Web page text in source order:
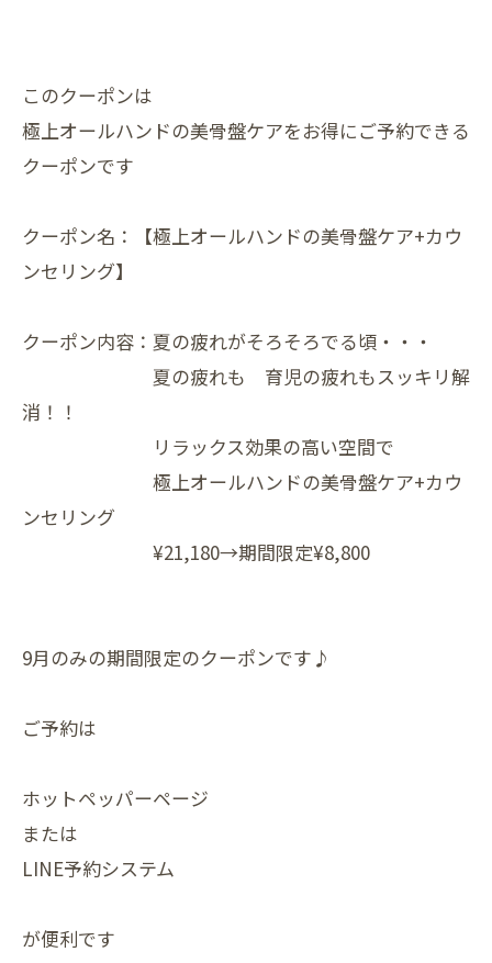
このクーポンは
極上オールハンドの美骨盤ケアをお得にご予約できる
クーポンです
クーポン名：【極上オールハンドの美骨盤ケア+カウ
ンセリング】
クーポン内容：夏の疲れがそろそろでる頃・・・
夏の疲れも 育児の疲れもスッキリ解
消！！
リラックス効果の高い空間で
極上オールハンドの美骨盤ケア+カウ
ンセリング
¥21,180→期間限定¥8,800
9月のみの期間限定のクーポンです♪
ご予約は
ホットペッパーページ
または
LINE予約システム
が便利です